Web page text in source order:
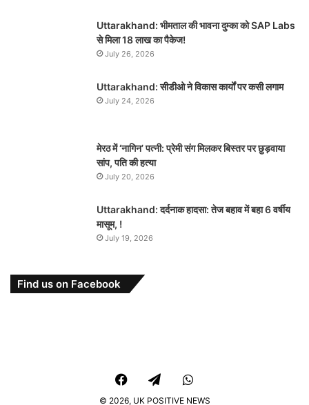
Uttarakhand: भीमताल की भावना दुम्का को SAP Labs
से मिला 18 लाख का पैकेज!
July 26, 2026
Uttarakhand: सीडीओ ने विकास कार्यों पर कसी लगाम
July 24, 2026
मेरठ में ‘नागिन’ पत्नी: प्रेमी संग मिलकर बिस्तर पर छुड़वाया
सांप, पति की हत्या
July 20, 2026
Uttarakhand: दर्दनाक हादसा: तेज बहाव में बहा 6 वर्षीय
मासूम, !
July 19, 2026
Find us on Facebook
FacebookTelegramWhatsApp
© 2026, UK POSITIVE NEWS